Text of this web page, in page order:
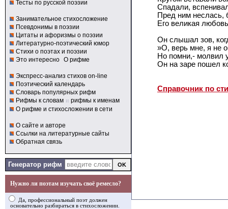
Тесты по русской поэзии
Занимательное стихосложение
Псевдонимы в поэзии
Цитаты и афоризмы о поэзии
Литературно-поэтический юмор
Стихи о поэтах и поэзии
Это интересно О рифме
Экспресс-анализ стихов on-line
Поэтический календарь
Словарь популярных рифм
Рифмы к словам и рифмы к именам
О рифме и стихосложении в сети
О сайте и авторе
Ссылки на литературные сайты
Обратная связь
Генератор рифм
Нужно ли поэтам изучать своё ремесло?
Да, профессиональный поэт должен
основательно разбираться в стихосложении.
Спадали,
Пред ним неслась,
Его великая
Он слышал зов,
»О, верь мне, я не
Но помни,- молвил
Он на заре пошел
Справочник по